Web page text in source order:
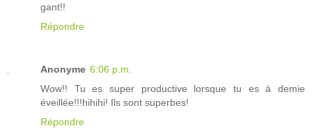
gant!!
Répondre
Anonyme 6:06 p.m.
Wow!! Tu es super productive lorsque tu es à demie
éveillée!!!hihihi! Ils sont superbes!
Répondre